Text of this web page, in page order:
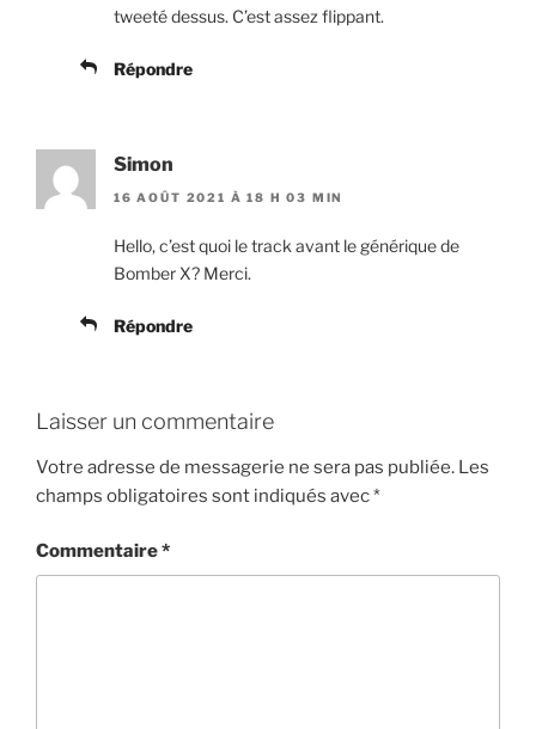
tweeté dessus. C’est assez flippant.
Répondre
Simon
16 AOÛT 2021 À 18 H 03 MIN
Hello, c’est quoi le track avant le générique de
Bomber X? Merci.
Répondre
Laisser un commentaire
Votre adresse de messagerie ne sera pas publiée. Les
champs obligatoires sont indiqués avec*
Commentaire*